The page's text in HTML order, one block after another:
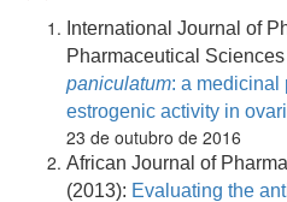
International Journal of
Pharmaceutical
paniculatum: a medicinal
estrogenic activity in
23 de outubro de 2016
African Journal of
(2013): Evaluating the